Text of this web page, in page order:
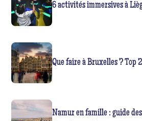
6 activités immersives à
Que faire à Bruxelles ?
Namur en famille : guide